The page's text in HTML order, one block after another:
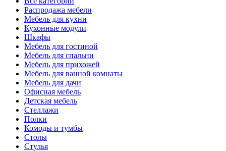
Распродажа мебели
Мебель для кухни
Кухонные модули
Шкафы
Мебель для гостиной
Мебель для спальни
Мебель для прихожей
Мебель для ванной комнаты
Мебель для дачи
Офисная мебель
Детская мебель
Стеллажи
Полки
Комоды и тумбы
Столы
Стулья